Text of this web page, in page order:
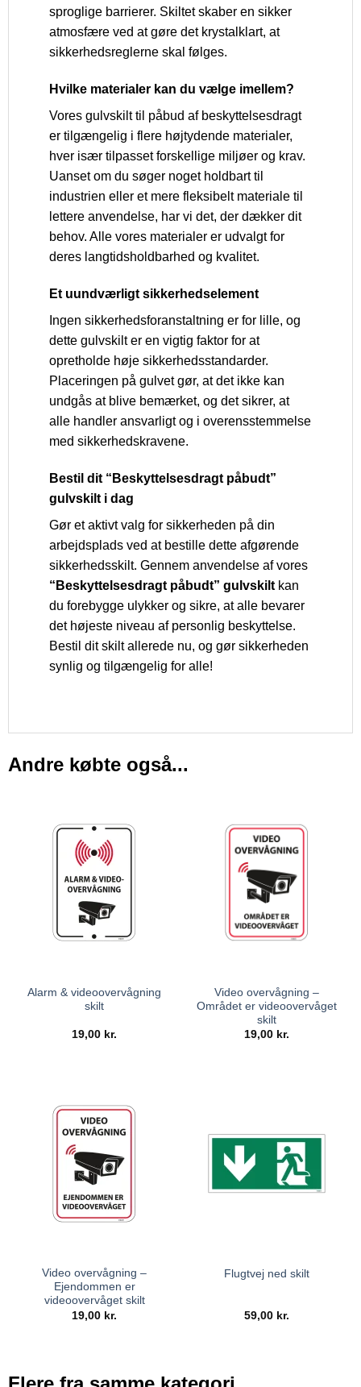
sproglige barrierer. Skiltet skaber en sikker
atmosfære ved at gøre det krystalklart, at
sikkerhedsreglerne skal følges.
Hvilke materialer kan du vælge imellem?
Vores gulvskilt til påbud af beskyttelsesdragt
er tilgængelig i flere højtydende materialer,
hver især tilpasset forskellige miljøer og krav.
Uanset om du søger noget holdbart til
industrien eller et mere fleksibelt materiale til
lettere anvendelse, har vi det, der dækker dit
behov. Alle vores materialer er udvalgt for
deres langtidsholdbarhed og kvalitet.
Et uundværligt sikkerhedselement
Ingen sikkerhedsforanstaltning er for lille, og
dette gulvskilt er en vigtig faktor for at
opretholde høje sikkerhedsstandarder.
Placeringen på gulvet gør, at det ikke kan
undgås at blive bemærket, og det sikrer, at
alle handler ansvarligt og i overensstemmelse
med sikkerhedskravene.
Bestil dit “Beskyttelsesdragt påbudt”
gulvskilt i dag
Gør et aktivt valg for sikkerheden på din
arbejdsplads ved at bestille dette afgørende
sikkerhedsskilt. Gennem anvendelse af vores
“Beskyttelsesdragt påbudt” gulvskilt kan
du forebygge ulykker og sikre, at alle bevarer
det højeste niveau af personlig beskyttelse.
Bestil dit skilt allerede nu, og gør sikkerheden
synlig og tilgængelig for alle!
Andre købte også...
Alarm & videoovervågning
skilt
19,00 kr.
Video overvågning –
Området er videoovervåget
skilt
19,00 kr.
Video overvågning –
Ejendommen er
videoovervåget skilt
19,00 kr.
Flugtvej ned skilt
59,00 kr.